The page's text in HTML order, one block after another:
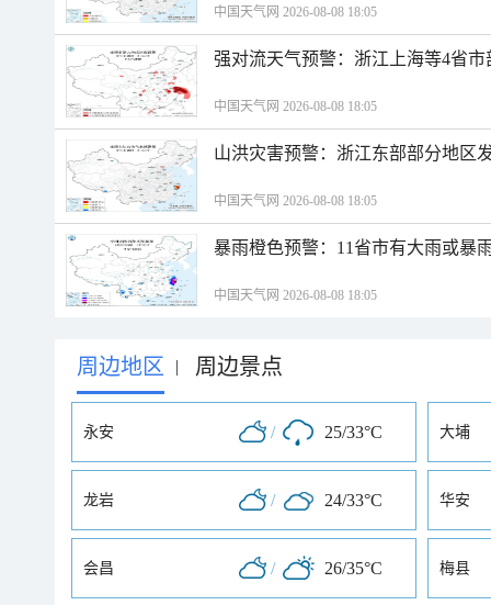
中国天气网 2026-08-08 18:05
强对流天气预警：浙江上海等4省
中国天气网 2026-08-08 18:05
山洪灾害预警：浙江东部部分地区
中国天气网 2026-08-08 18:05
暴雨橙色预警：11省市有大雨或暴
中国天气网 2026-08-08 18:05
周边地区 | 周边景点
永安 / 25/33°C 大埔
龙岩 / 24/33°C 华安
会昌 / 26/35°C 梅县